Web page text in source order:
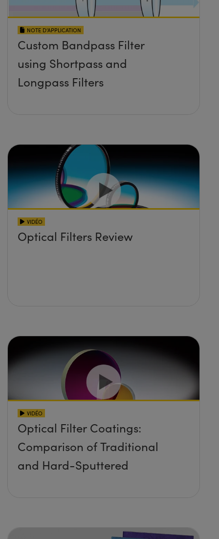
NOTE D’APPLICATION
Custom Bandpass Filter
using Shortpass and
Longpass Filters
VIDÉO
Optical Filters Review
VIDÉO
Optical Filter Coatings:
Comparison of Traditional
and Hard-Sputtered